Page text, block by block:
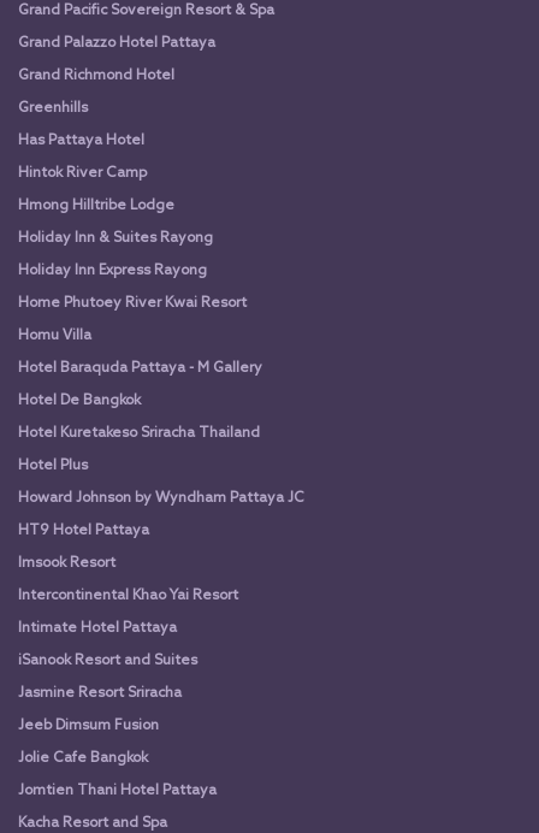
Grand Pacific Sovereign Resort & Spa
Grand Palazzo Hotel Pattaya
Grand Richmond Hotel
Greenhills
Has Pattaya Hotel
Hintok River Camp
Hmong Hilltribe Lodge
Holiday Inn & Suites Rayong
Holiday Inn Express Rayong
Home Phutoey River Kwai Resort
Homu Villa
Hotel Baraquda Pattaya - M Gallery
Hotel De Bangkok
Hotel Kuretakeso Sriracha Thailand
Hotel Plus
Howard Johnson by Wyndham Pattaya JC
HT9 Hotel Pattaya
Imsook Resort
Intercontinental Khao Yai Resort
Intimate Hotel Pattaya
iSanook Resort and Suites
Jasmine Resort Sriracha
Jeeb Dimsum Fusion
Jolie Cafe Bangkok
Jomtien Thani Hotel Pattaya
Kacha Resort and Spa